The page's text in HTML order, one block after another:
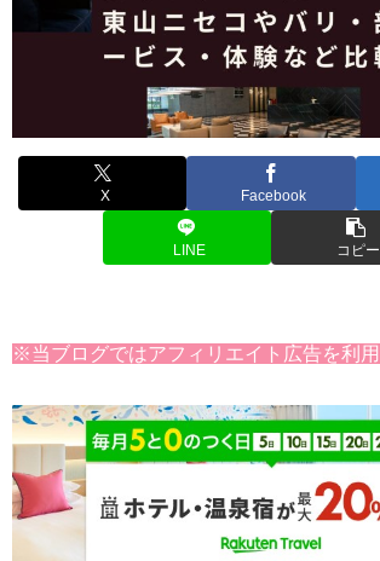
X Facebook
LINE コピー
※当ブログではアフィリエイト広告を利用